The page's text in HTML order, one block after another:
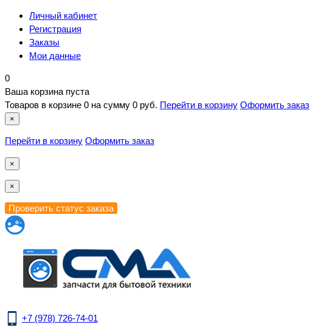
Личный кабинет
Регистрация
Заказы
Мои данные
0
Ваша корзина пуста
Товаров в корзине 0 на сумму 0 руб. Перейти в корзину Оформить заказ
×
Перейти в корзину Оформить заказ
×
×
+7 (978) 726-74-01